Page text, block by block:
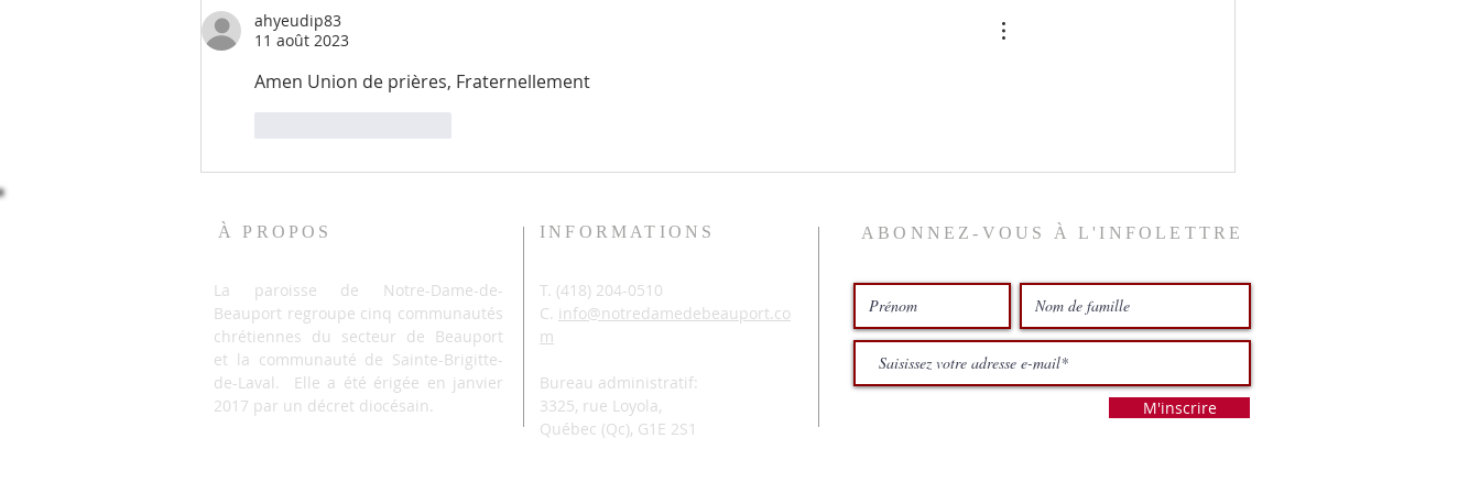
ahyeudip83
11 août 2023
Amen Union de prières, Fraternellement
À PROPOS
La paroisse de Notre-Dame-de-
Beauport regroupe cinq communautés
chrétiennes du secteur de Beauport
et la communauté de Sainte-Brigitte-
de-Laval. Elle a été érigée en janvier
2017 par un décret diocésain.
INFORMATIONS
T. (418) 204-0510
C. info@notredamedebeauport.co
m
Bureau administratif:
3325, rue Loyola,
Québec (Qc), G1E 2S1
ABONNEZ-VOUS À L'INFOLETTRE
M'inscrire